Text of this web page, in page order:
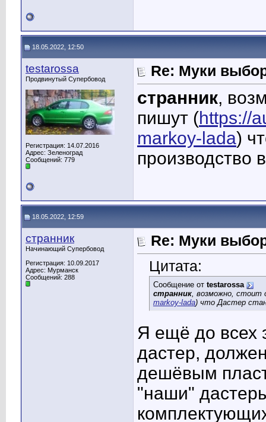
18.05.2022, 12:50
testarossa
Продвинутый Супербовод
Регистрация: 14.07.2016
Адрес: Зеленоград
Сообщений: 779
Re: Муки
странник,
пишут (https://
markoy-lada)
производство
18.05.2022, 12:59
странник
Начинающий Супербовод
Регистрация: 10.09.2017
Адрес: Мурманск
Сообщений: 288
Re: Муки
Цитата:
Сообщение от testarossa
странник, возможно, стоит
markoy-lada) что Дастер
Я ещё до всех
дастер,
дешёвым
"наши"